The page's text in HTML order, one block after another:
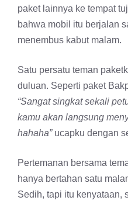
paket lainnya ke tempat
bahwa mobil itu berjalan
menembus kabut malam.
Satu persatu teman
duluan. Seperti paket
“Sangat singkat sekali
kamu akan langsung
hahaha”ucapku dengan
Pertemanan bersama
hanya bertahan satu
Sedih, tapi itu kenyataan,